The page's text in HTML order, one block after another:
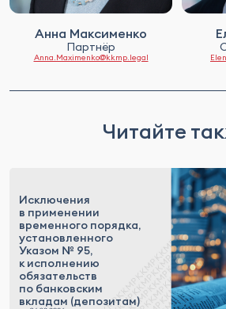
Анна Максименко
Партнёр
Anna.Maximenko@kkmp.legal
Читайте
Исключения
в применении
временного порядка,
установленного
Указом № 95,
к исполнению
обязательств
по банковским
вкладам (депозитам)